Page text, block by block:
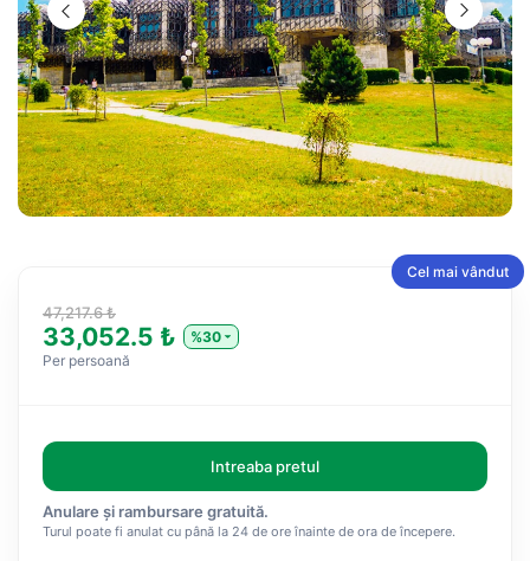
Cel mai vândut
47,217.6 ₺
33,052.5 ₺
%30
Per persoană
Intreaba pretul
Anulare și rambursare gratuită.
Turul poate fi anulat cu până la 24 de ore înainte de ora de începere.